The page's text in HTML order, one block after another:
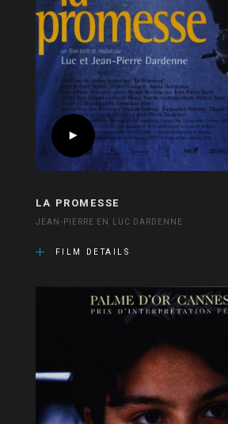
LA PROMESSE
JEAN-PIERRE EN LUC DARDENNE
FILM DETAILS